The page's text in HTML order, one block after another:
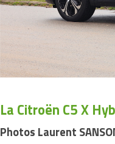
La Citroën C5 X
Photos Laurent